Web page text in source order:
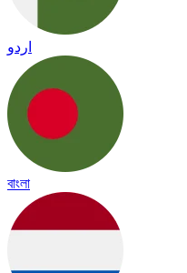
اردو
বাংলা